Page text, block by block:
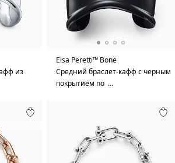
из
Elsa Peretti™ Bone
Средний браслет-кафф с черным
покрытием по …